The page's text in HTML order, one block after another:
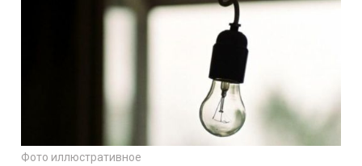
Фото иллюстративное